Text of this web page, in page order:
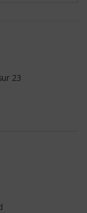
23